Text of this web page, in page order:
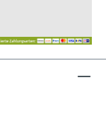
am
montiert
und